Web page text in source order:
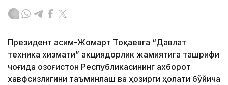
Президент Қасим-Жомарт Тоқаевга “Давлат
техника хизмати” акциядорлик жамиятига ташрифи
чоғида Қозоғистон Республикасининг ахборот
хавфсизлигини таъминлаш ва ҳозирги ҳолати бўйича